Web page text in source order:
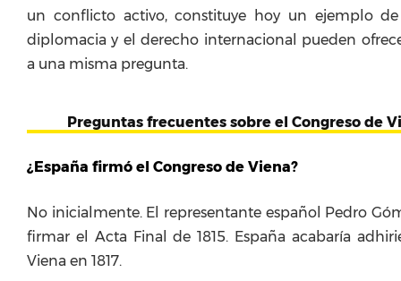
un conflicto activo, constituye hoy un ejemplo
diplomacia y el derecho internacional pueden
a una misma pregunta.
Preguntas frecuentes sobre el Congreso de
¿España firmó el Congreso de Viena?
No inicialmente. El representante español Pedro
firmar el Acta Final de 1815. España acabaría
Viena en 1817.